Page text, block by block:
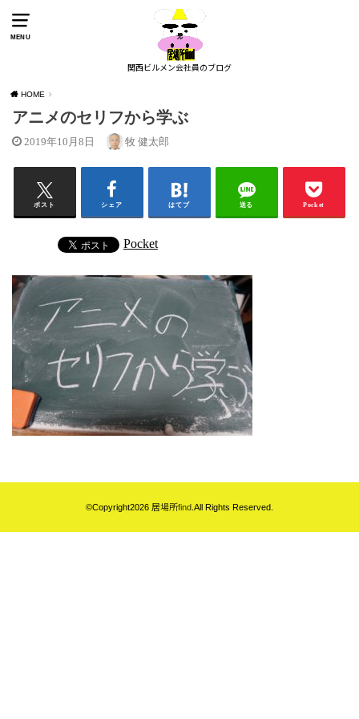
MENU
関西ビルメン会社員のブログ
HOME
アニメのセリフから学ぶ
2019年10月8日 牧 健太郎
ポスト シェア はてブ 送る Pocket
Pocket
©Copyright2026 居場所find.All Rights Reserved.